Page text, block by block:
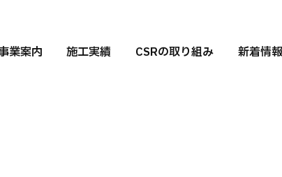
業案内 施工実績 CSRの取り組み 新着情報